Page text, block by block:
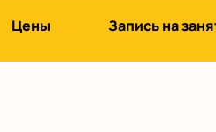
Цены Запись на